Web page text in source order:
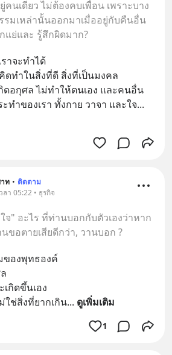
นเดียว ไม่ต้องคบเพื่อน เพราะบาง
รมเหล่านั้นออกมาเมื่ออยู่กับคืนอื่น
แย่และ รู้สึกผิดมาก?
าจะทำได้
ดทำในสิ่งที่ดี สิ่งที่เป็นมงคล
ดอกุศล ไม่ทำให้ตนเอง และคนอื่น
ทำของเรา ทั้งกาย วาจา และใจ...
ท • ติดตาม
า 05:22 • ธุรกิจ
" อะไร ที่ท่านบอกกับตัวเองว่าหาก
ขอตายเสียดีกว่า, วานบอก ?
องพุทธองค์
กิดขึ้นเอง
ใช่สิ่งที่ยากเกิน... ดูเพิ่มเติม
1